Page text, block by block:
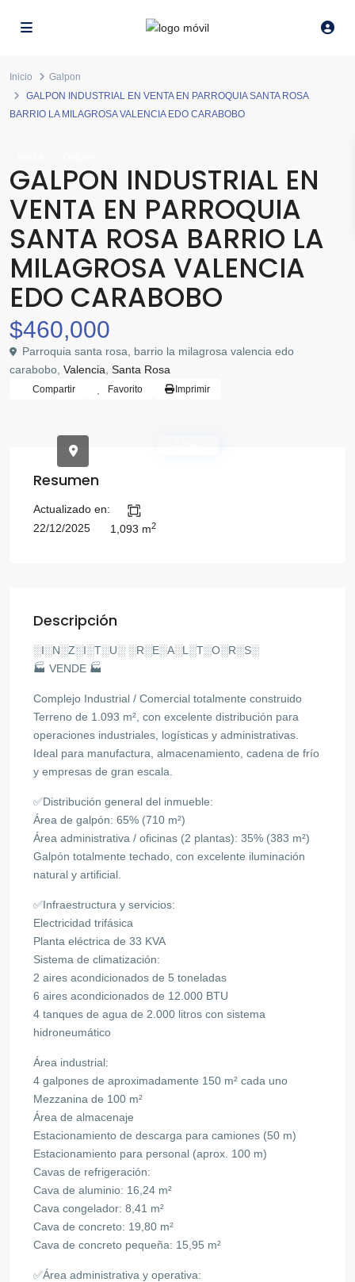
Inicio
Galpon
GALPON INDUSTRIAL EN VENTA EN PARROQUIA SANTA ROSA
BARRIO LA MILAGROSA VALENCIA EDO CARABOBO
GALPON INDUSTRIAL EN
VENTA EN PARROQUIA
SANTA ROSA BARRIO LA
MILAGROSA VALENCIA
EDO CARABOBO
$460,000
Parroquia santa rosa, barrio la milagrosa valencia edo
carabobo, Valencia Santa Rosa
Compartir Favorito Imprimir
Resumen
Actualizado en:
22/12/2025
1,093 m2
Descripción
░I░N░Z░I░T░U░ ░R░E░A░L░T░O░R░S░
🏭 VENDE 🏭
Complejo Industrial / Comercial totalmente construido
Terreno de 1.093 m², con excelente distribución para
operaciones industriales, logísticas y administrativas.
Ideal para manufactura, almacenamiento, cadena de frío
y empresas de gran escala.
✅Distribución general del inmueble:
Área de galpón: 65% (710 m²)
Área administrativa / oficinas (2 plantas): 35% (383 m²)
Galpón totalmente techado, con excelente iluminación
natural y artificial.
✅Infraestructura y servicios:
Electricidad trifásica
Planta eléctrica de 33 KVA
Sistema de climatización:
2 aires acondicionados de 5 toneladas
6 aires acondicionados de 12.000 BTU
4 tanques de agua de 2.000 litros con sistema
hidroneumático
Área industrial:
4 galpones de aproximadamente 150 m² cada uno
Mezzanina de 100 m²
Área de almacenaje
Estacionamiento de descarga para camiones (50 m)
Estacionamiento para personal (aprox. 100 m)
Cavas de refrigeración:
Cava de aluminio: 16,24 m²
Cava congelador: 8,41 m²
Cava de concreto: 19,80 m²
Cava de concreto pequeña: 15,95 m²
✅Área administrativa y operativa: